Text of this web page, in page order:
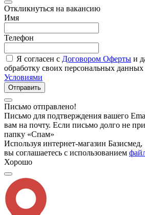
Откликнуться на вакансию
Имя
Телефон
Я согласен с Договором Оферты и
обработку своих персональных данных
Условиями
Отправить
Письмо отправлено!
Письмо для подтверждения вашего
вам на почту. Если письмо долго не
папку «Спам»
Используя интернет-магазин Базисмед,
вы соглашаетесь с использованием
Хорошо